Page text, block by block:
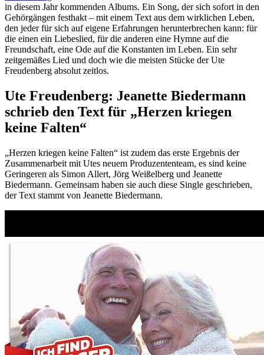
in diesem Jahr kommenden Albums. Ein Song, der sich sofort in den
Gehörgängen festhakt – mit einem Text aus dem wirklichen Leben,
den jeder für sich auf eigene Erfahrungen herunterbrechen kann: für
die einen ein Liebeslied, für die anderen eine Hymne auf die
Freundschaft, eine Ode auf die Konstanten im Leben. Ein sehr
zeitgemäßes Lied und doch wie die meisten Stücke der Ute
Freudenberg absolut zeitlos.
Ute Freudenberg: Jeanette Biedermann
schrieb den Text für „Herzen kriegen
keine Falten“
„Herzen kriegen keine Falten“ ist zudem das erste Ergebnis der
Zusammenarbeit mit Utes neuem Produzententeam, es sind keine
Geringeren als Simon Allert, Jörg Weißelberg und Jeanette
Biedermann. Gemeinsam haben sie auch diese Single geschrieben,
der Text stammt von Jeanette Biedermann.